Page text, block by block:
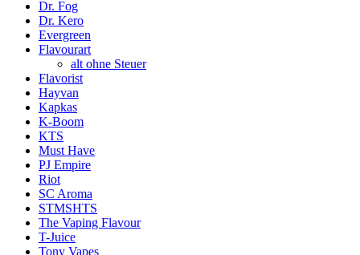
Dr. Fog
Dr. Kero
Evergreen
Flavourart
alt ohne Steuer
Flavorist
Hayvan
Kapkas
K-Boom
KTS
Must Have
PJ Empire
Riot
SC Aroma
STMSHTS
The Vaping Flavour
T-Juice
Tony Vapes